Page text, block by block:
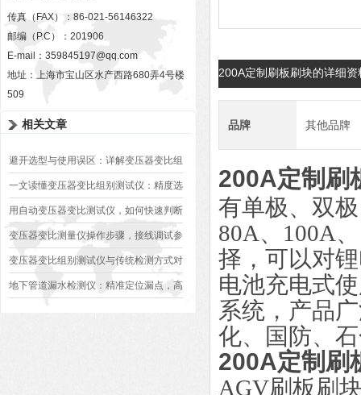
传真（FAX）：86-021-56146322
邮编（P.C）：201906
E-mail： 359845197@qq.com
地址：上海市宝山区水产西路680弄4号楼
509
相关文章
避开选型与使用误区：详解变压器变比组
别测试仪的日常校准方法、常见组别识别
异常排查方案
一文读懂变压器变比组别测试仪：精度选
型、接线规范、报告生成全流程标准化操
作指南
用自动变压器变比测试仪，如何快速判断
变压器是否合格？
变压器变比测量仪操作步骤，接线调试参
数设定变比测试数据保存使用教程
变压器变比组别测试仪与传统检测方式对
比：精度、速度与安全性深度分析
地下管道漏水检测仪：精准定位漏点，高
200A定制刷板刷块的详细资
品牌 其他品牌
200A定制刷
有单极、双
80A、100A
择，可以对
电池充电式
系统，产品
化、国防、
200A定制刷
AGV刷板刷